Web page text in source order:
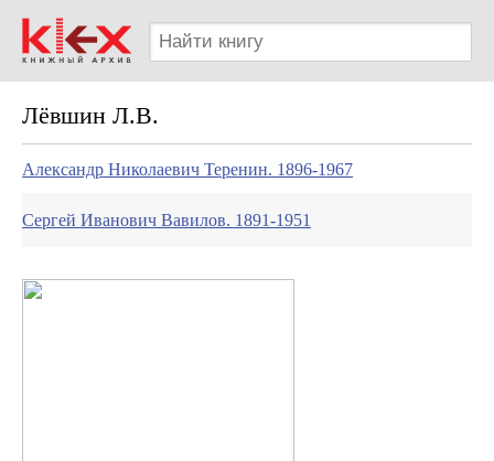
Лёвшин Л.В.
Александр Николаевич Теренин. 1896-1967
Сергей Иванович Вавилов. 1891-1951